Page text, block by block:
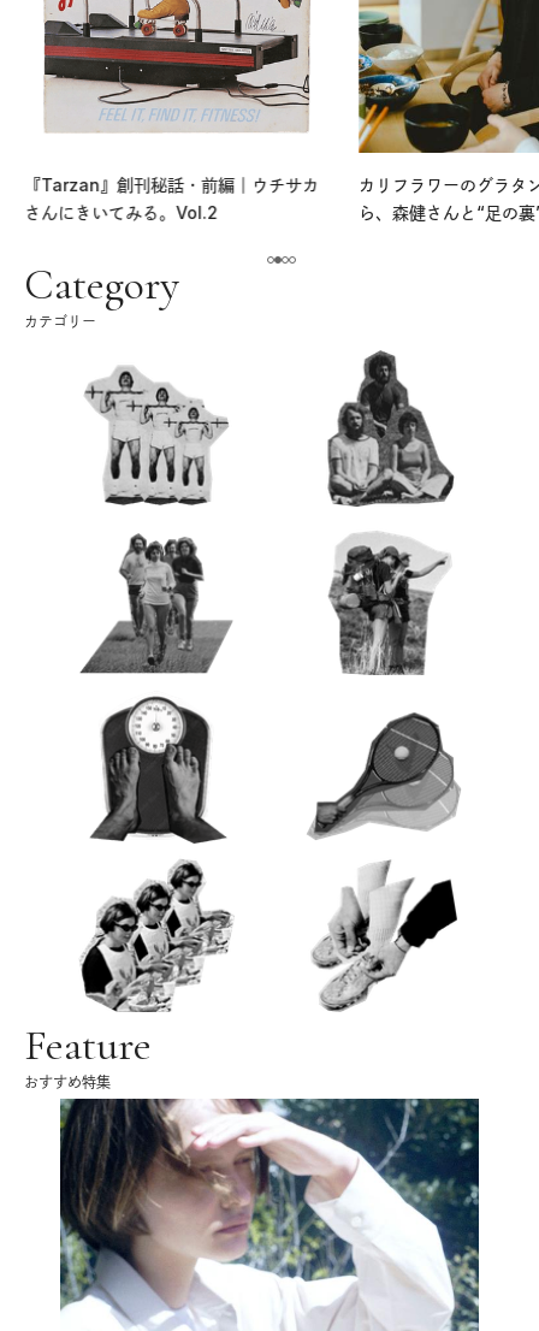
『Tarzan』創刊秘話・前編｜ウチサカ
さんにきいてみる。Vol.2
カリフラワーのグラタ
ら、森健さんと“足の
Category
カテゴリー
Feature
おすすめ特集